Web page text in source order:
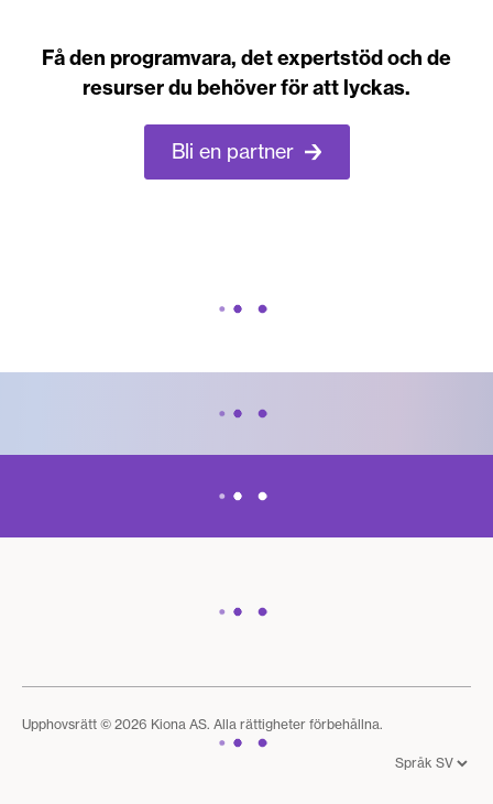
Få den programvara, det expertstöd och de
resurser du behöver för att lyckas.
Bli en partner
Upphovsrätt © 2026 Kiona AS. Alla rättigheter förbehållna.